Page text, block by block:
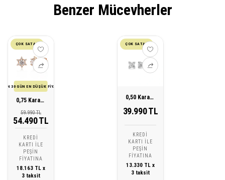
Benzer Mücevherler
ÇOK SATAN
SON 30 GÜN EN DÜŞÜK FİYATI
0,75 Karat Lotus Pırlanta Tektaş Küpe
59.990 TL
54.490 TL
KREDI
KARTI ILE
PEŞIN
FIYATINA
18.163 TL x
3 taksit
ÇOK SATAN
0,50 Karat Pırlanta Tektaş Küpe
39.990 TL
KREDI
KARTI ILE
PEŞIN
FIYATINA
13.330 TL x
3 taksit